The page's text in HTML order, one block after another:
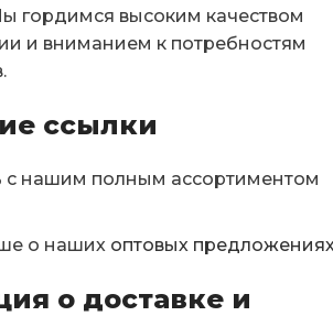
гордимся высоким качеством
и вниманием к потребностям
ссылки
с нашим полным ассортиментом
о наших оптовых
о доставке и